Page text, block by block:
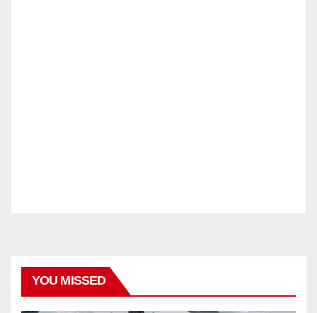
YOU MISSED